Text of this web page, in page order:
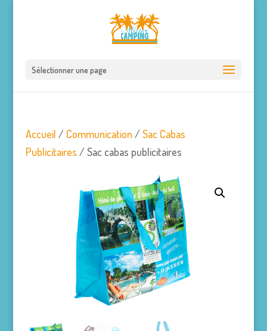
Sélectionner une page
Accueil / Communication / Sac Cabas
Publicitaires / Sac cabas publicitaires